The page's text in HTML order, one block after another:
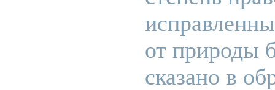
от природы
сказано в